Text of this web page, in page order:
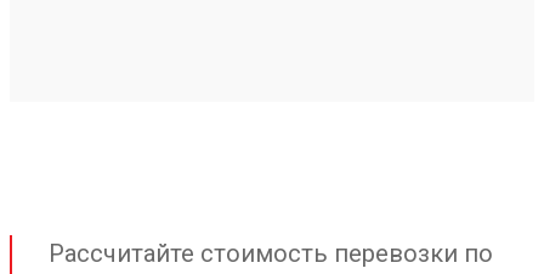
Рассчитайте стоимость перевозки по